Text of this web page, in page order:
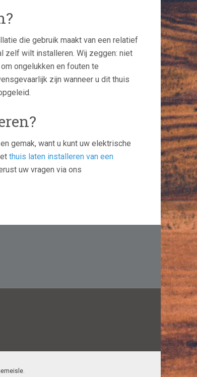
die gebruik maakt van een relatief
zelf wilt installeren. Wij zeggen: niet
ongelukken en fouten te
zijn wanneer u dit thuis
gemak, want u kunt uw elektrische
thuis laten installeren van een
uw vragen via ons
.